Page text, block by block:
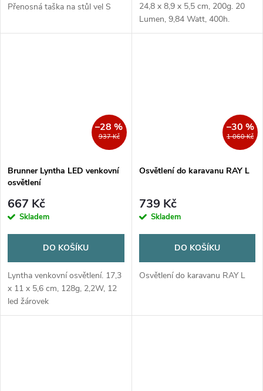
Přenosná taška na stůl vel S
24,8 x 8,9 x 5,5 cm, 200g. 20
Lumen, 9,84 Watt, 400h.
Energetická třída B. 10W
937 Kč
–28 %
Brunner Lyntha LED venkovní
osvětlení
667 Kč
Skladem
DO KOŠÍKU
Lyntha venkovní osvětlení. 17,3
x 11 x 5,6 cm, 128g, 2,2W, 12
led žárovek
1 060 Kč
–30 %
Osvětlení do karavanu RAY L
739 Kč
Skladem
DO KOŠÍKU
Osvětlení do karavanu RAY L